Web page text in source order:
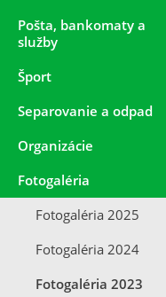
Pošta, bankomaty a
služby
Šport
Separovanie a odpad
Organizácie
Fotogaléria
Fotogaléria 2025
Fotogaléria 2024
Fotogaléria 2023